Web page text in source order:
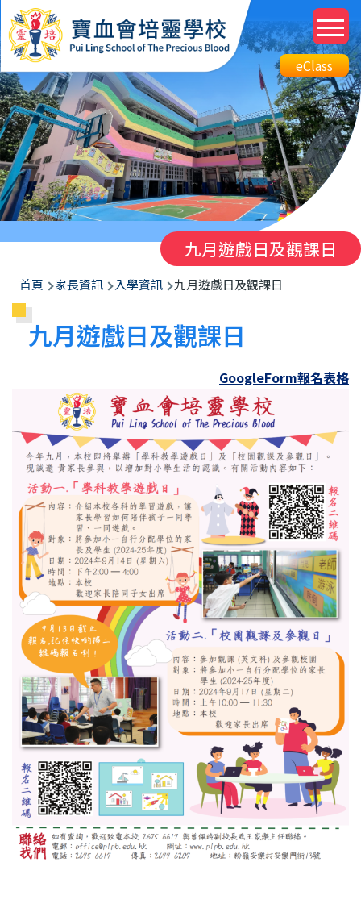
移至主內容
Top
eClass
Btn
eClass
九月遊戲日及觀課日
導
航
連
首頁 家長資訊 入學資訊 九月遊戲日及觀課日
九月遊戲日及觀課日
GoogleForm報名表格